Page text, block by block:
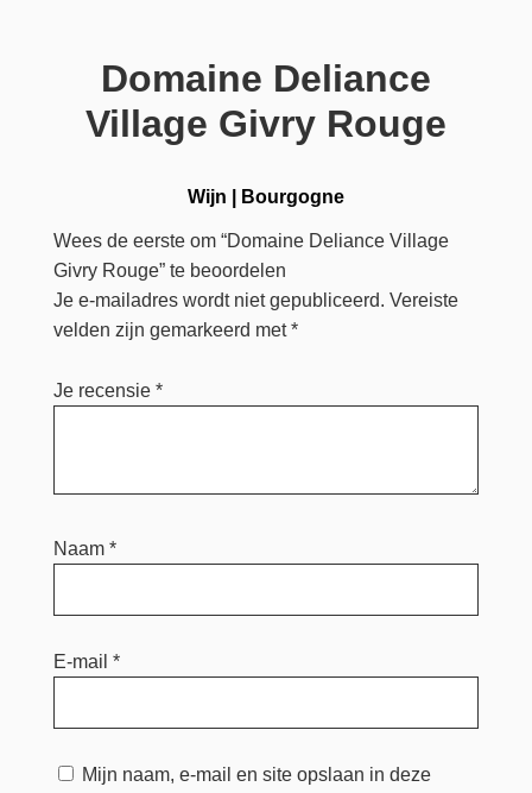
Domaine Deliance
Village Givry Rouge
Wijn Bourgogne
Wees de eerste om “Domaine Deliance Village
Givry Rouge” te beoordelen
Je e-mailadres wordt niet gepubliceerd. Vereiste
velden zijn gemarkeerd met*
Je recensie *
Naam *
E-mail *
Mijn naam, e-mail en site opslaan in deze